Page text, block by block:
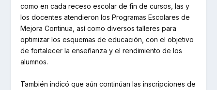
como en cada receso escolar de fin de cursos, las y
los docentes atendieron los Programas Escolares de
Mejora Continua, así como diversos talleres para
optimizar los esquemas de educación, con el objetivo
de fortalecer la enseñanza y el rendimiento de los
alumnos.
También indicó que aún continúan las inscripciones de